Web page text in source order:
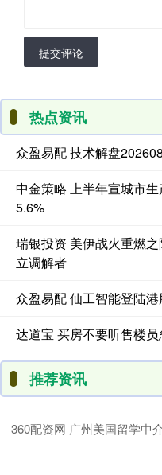
提交评论
热点资讯
众盈易配 技术解盘
中金策略 上半年宣城市
5.6%
瑞银投资 美伊战火重燃
立调解者
众盈易配 仙工智能登陆
达道宝 买房不要听售楼
推荐资讯
360配资网 广州美国留学中